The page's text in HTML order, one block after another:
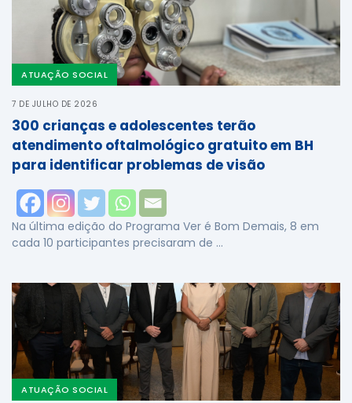
ATUAÇÃO SOCIAL
7 DE JULHO DE 2026
300 crianças e adolescentes terão
atendimento oftalmológico gratuito em BH
para identificar problemas de visão
Na última edição do Programa Ver é Bom Demais, 8 em
cada 10 participantes precisaram de …
ATUAÇÃO SOCIAL